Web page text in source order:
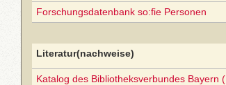
Forschungsdatenbank so:fie Personen
Literatur(nachweise)
Katalog des Bibliotheksverbundes Bayern